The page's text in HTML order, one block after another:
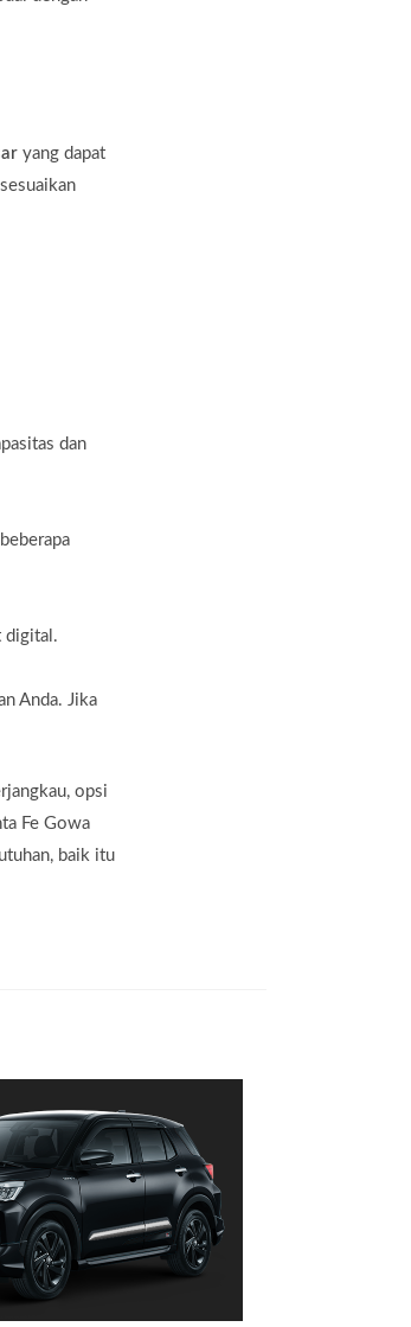
yang dapat
dan
digital.
Anda. Jika
opsi
Fe Gowa
baik itu